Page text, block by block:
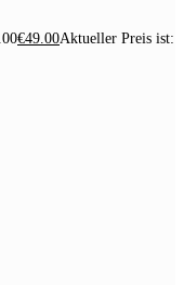
€49.00Aktueller Preis ist: